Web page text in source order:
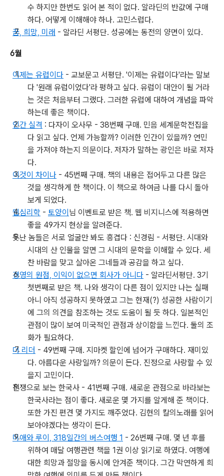
수 하지만 한번도 읽어 본 적이 없다. 알라딘의 반값에 구매
하다. 어떻게 이해해야 하나. 고민스럽다.
꿈, 희망, 미래 - 알라딘 서평단. 성공에는 동전의 양면이 있다.
6월
이제는 유럽이다 - 교보문고 서평단. '이제는 유럽이다'라는 말보
다 '원래 유럽이었다'라 평하고 싶다. 유럽이 대안이 될 거라
는 것은 처음부터 그랬다. 그러한 유럽에 대하여 개념을 파악
하는데 좋은 책이다.
인간 실격 : 다자이 오사무 - 38번째 구매. 민음 세계문학전집을
다 읽고 싶다. 언제 가능할까? 이러한 인간이 있을까? 연민
을 가져야 하는지 의문이다. 저자가 말하는 광인은 바로 저자
다.
이것이 차이나 - 45번째 구매. 책의 내용은 접어두고 다른 많은
것을 생각하게 한 책이다. 이 책으로 하여금 나를 다시 돌아
보게 되었다.
웹심리학 - 토양이 님 이벤트로 받은 책. 웹 비지니스에 적용하면
좋을 49가지 현상을 알려준다.
못난 놈들은 서로 얼굴만 봐도 흥겹다 : 신경림 - 서평단. 시대와
시대의 산 인물을 알면 그 시대의 문학을 이해할 수 있다. 세
찬 바람을 맞고 살아온 그네들과 공감을 하고 싶다.
경영의 원점, 이익이 없으면 회사가 아니다 - 알라딘서평단. 3기
첫번째로 받은 책. 나와 생각이 다른 점이 있지만 나는 실패
아니 아직 성공하지 못하였고 그는 현재(?) 성공한 사람이기
에 그의 의견을 참조하는 것도 도움이 될 듯 하다. 일본적인
관점이 많이 보여 미국적인 관점과 상이함을 느낀다. 둘의 조
화가 필요하다.
더 리더 - 49번째 구매. 지마켓 할인에 넘어가 구매하다. 재미있
다. 아름다운 사랑일까? 의문이 든다. 진정으로 사랑할 수 있
을지 고민이다.
전쟁으로 보는 한국사 - 41번째 구매. 새로운 관점으로 바라보는
한국사라는 점이 좋다. 새로운 몇 가지를 알게해 준 책이다.
또한 가진 편견 몇 가지도 깨주었다. 김현의 칼의노래를 읽어
보아야겠다는 생각이 든다.
미애와 루이, 318일간의 버스여행 1 - 26번째 구매. 몇 년 후를
위하여 매달 여행관련 책을 1권 이상 읽기로 하였다. 여행에
대한 희망과 절망을 동시에 안겨준 책이다. 그간 막연하게 희